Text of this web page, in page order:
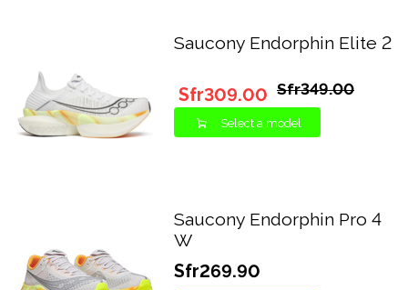
Saucony Endorphin Elite 2
Sfr309.00 Sfr349.00
Select a model
Saucony Endorphin Pro 4
W
Sfr269.90